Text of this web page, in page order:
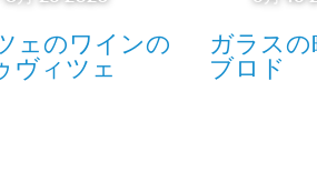
ェのワインの
ヴィツェ
ガラス
ブロド